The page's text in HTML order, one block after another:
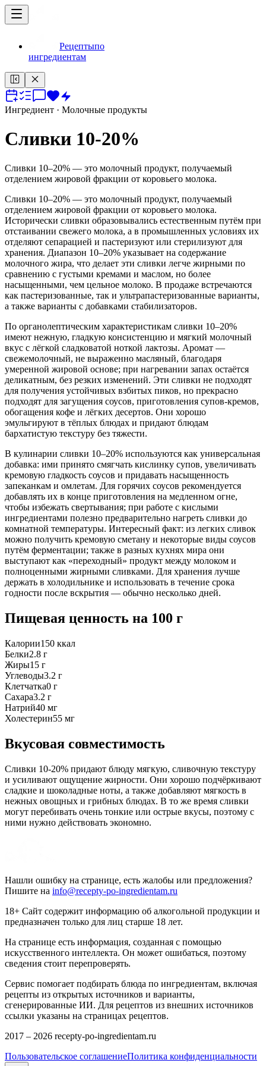
Рецептыпо
ингредиентам
Ингредиент · Молочные продукты
Сливки 10-20%
Сливки 10–20% — это молочный продукт, получаемый
отделением жировой фракции от коровьего молока.
Сливки 10–20% — это молочный продукт, получаемый
отделением жировой фракции от коровьего молока.
Исторически сливки образовывались естественным путём при
отстаивании свежего молока, а в промышленных условиях их
отделяют сепарацией и пастеризуют или стерилизуют для
хранения. Диапазон 10–20% указывает на содержание
молочного жира, что делает эти сливки легче жирными по
сравнению с густыми кремами и маслом, но более
насыщенными, чем цельное молоко. В продаже встречаются
как пастеризованные, так и ультрапастеризованные варианты,
а также варианты с добавками стабилизаторов.
По органолептическим характеристикам сливки 10–20%
имеют нежную, гладкую консистенцию и мягкий молочный
вкус с лёгкой сладковатой ноткой лактозы. Аромат —
свежемолочный, не выраженно масляный, благодаря
умеренной жировой основе; при нагревании запах остаётся
деликатным, без резких изменений. Эти сливки не подходят
для получения устойчивых взбитых пиков, но прекрасно
подходят для загущения соусов, приготовления супов-кремов,
обогащения кофе и лёгких десертов. Они хорошо
эмульгируют в тёплых блюдах и придают блюдам
бархатистую текстуру без тяжести.
В кулинарии сливки 10–20% используются как универсальная
добавка: ими принято смягчать кислинку супов, увеличивать
кремовую гладкость соусов и придавать насыщенность
запеканкам и омлетам. Для горячих соусов рекомендуется
добавлять их в конце приготовления на медленном огне,
чтобы избежать свертывания; при работе с кислыми
ингредиентами полезно предварительно нагреть сливки до
комнатной температуры. Интересный факт: из легких сливок
можно получить кремовую сметану и некоторые виды соусов
путём ферментации; также в разных кухнях мира они
выступают как «переходный» продукт между молоком и
полноценными жирными сливками. Для хранения лучше
держать в холодильнике и использовать в течение срока
годности после вскрытия — обычно несколько дней.
Пищевая ценность на 100 г
Калории150 ккал
Белки2.8 г
Жиры15 г
Углеводы3.2 г
Клетчатка0 г
Сахара3.2 г
Натрий40 мг
Холестерин55 мг
Вкусовая совместимость
Сливки 10-20% придают блюду мягкую, сливочную текстуру
и усиливают ощущение жирности. Они хорошо подчёркивают
сладкие и шоколадные ноты, а также добавляют мягкость в
нежных овощных и грибных блюдах. В то же время сливки
могут перебивать очень тонкие или острые вкусы, поэтому с
ними нужно действовать экономно.
Нашли ошибку на странице, есть жалобы или предложения?
Пишите на info@recepty-po-ingredientam.ru
18+ Сайт содержит информацию об алкогольной продукции и
предназначен только для лиц старше 18 лет.
На странице есть информация, созданная с помощью
искусственного интеллекта. Он может ошибаться, поэтому
сведения стоит перепроверять.
Сервис помогает подбирать блюда по ингредиентам, включая
рецепты из открытых источников и варианты,
сгенерированные ИИ. Для рецептов из внешних источников
ссылки указаны на страницах рецептов.
2017 – 2026 recepty-po-ingredientam.ru
Пользовательское соглашениеПолитика конфиденциальности